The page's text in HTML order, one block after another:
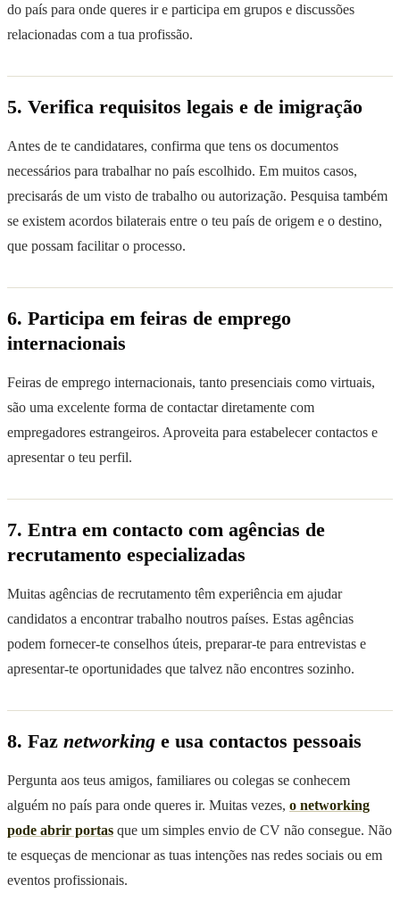
do país para onde queres ir e participa em grupos e discussões
relacionadas com a tua profissão.
5. Verifica requisitos legais e de imigração
Antes de te candidatares, confirma que tens os documentos
necessários para trabalhar no país escolhido. Em muitos casos,
precisarás de um visto de trabalho ou autorização. Pesquisa também
se existem acordos bilaterais entre o teu país de origem e o destino,
que possam facilitar o processo.
6. Participa em feiras de emprego
internacionais
Feiras de emprego internacionais, tanto presenciais como virtuais,
são uma excelente forma de contactar diretamente com
empregadores estrangeiros. Aproveita para estabelecer contactos e
apresentar o teu perfil.
7. Entra em contacto com agências de
recrutamento especializadas
Muitas agências de recrutamento têm experiência em ajudar
candidatos a encontrar trabalho noutros países. Estas agências
podem fornecer-te conselhos úteis, preparar-te para entrevistas e
apresentar-te oportunidades que talvez não encontres sozinho.
8. Faz networking e usa contactos pessoais
Pergunta aos teus amigos, familiares ou colegas se conhecem
alguém no país para onde queres ir. Muitas vezes, o networking
pode abrir portas que um simples envio de CV não consegue. Não
te esqueças de mencionar as tuas intenções nas redes sociais ou em
eventos profissionais.